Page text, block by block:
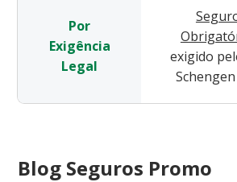
Por
Exigência
Legal
exigido
Blog Seguros Promo